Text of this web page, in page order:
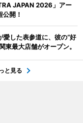
JAPAN 2026」アー
開！
した表参道に、彼の“好
東最大店舗がオープン。
と見る